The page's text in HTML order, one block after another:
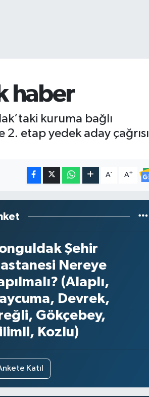
haber
kuruma bağlı
2. etap yedek aday çağrısı
A- A+
Şehir
Nereye
(Alaplı,
Devrek,
Gökçebey,
Kozlu)
Katıl